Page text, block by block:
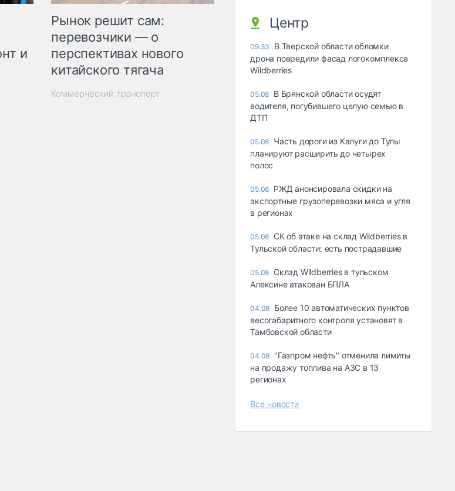
и
Рынок решит сам:
перевозчики — о
перспективах нового
китайского тягача
Коммерческий транспорт
Центр
09:33
В Тверской области обломки
дрона повредили фасад логокомплекса
Wildberries
05.08 В Брянской области осудят
водителя, погубившего целую семью в
ДТП
05.08 Часть дороги из Калуги до Тулы
планируют расширить до четырех
полос
05.08 РЖД анонсировала скидки на
экспортные грузоперевозки мяса и угля
в регионах
05.08 СК об атаке на склад Wildberries в
Тульской области: есть пострадавшие
05.08 Склад Wildberries в тульском
Алексине атакован БПЛА
04.08 Более 10 автоматических пунктов
весогабаритного контроля установят в
Тамбовской области
04.08 "Газпром нефть" отменила лимиты
на продажу топлива на АЗС в 13
регионах
Все новости